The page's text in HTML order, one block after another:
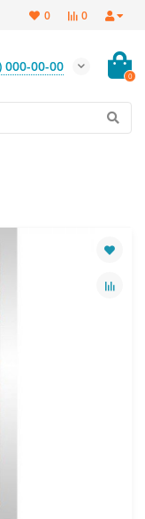
0
0
000-00-00
0